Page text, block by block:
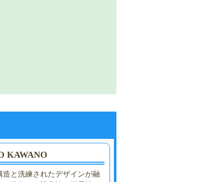
KAWANO
造と洗練されたデザインが融